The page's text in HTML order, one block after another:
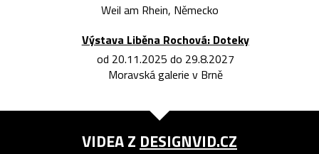
Weil am Rhein, Německo
Výstava Liběna Rochová: Doteky
od 20.11.2025 do 29.8.2027
Moravská galerie v Brně
VIDEA Z DESIGNVID.CZ